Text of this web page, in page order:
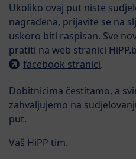
Ukoliko ovaj put niste
nagrađena, prijavite se na
uskoro biti raspisan. Sve
pratiti na web stranici
facebook stranici.
Dobitnicima čestitamo, a
zahvaljujemo na
put.
Vaš HiPP tim.